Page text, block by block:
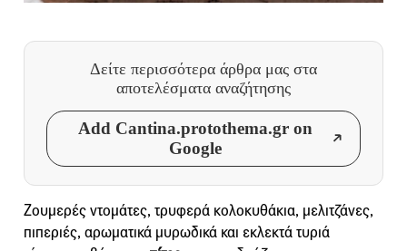
Δείτε περισσότερα άρθρα μας στα
αποτελέσματα αναζήτησης
Add Cantina.protothema.gr on
Google
Ζουμερές ντομάτες, τρυφερά κολοκυθάκια, μελιτζάνες,
πιπεριές, αρωματικά μυρωδικά και εκλεκτά τυριά